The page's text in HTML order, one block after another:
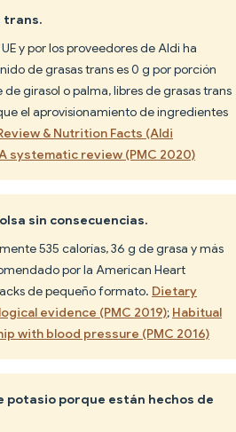
trans.
y por los proveedores de Aldi ha
de grasas trans es 0 g por porción
girasol o palma, libres de grasas trans
el aprovisionamiento de ingredientes
& Nutrition Facts (Aldi
systematic review (PMC 2020)
sin consecuencias.
535 calorías, 36 g de grasa y más
por la American Heart
de pequeño formato. Dietary
evidence (PMC 2019); Habitual
with blood pressure (PMC 2016)
potasio porque están hechos de